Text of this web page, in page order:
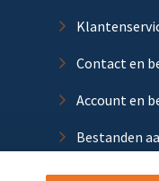
Contact en
Account en
Bestanden
Verzenden